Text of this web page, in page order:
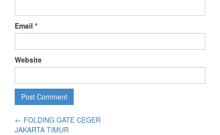
Email *
Website
← FOLDING GATE CEGER
JAKARTA TIMUR